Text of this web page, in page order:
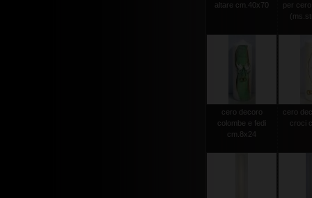
altare cm.40x70
per
cero decoro
colombe e fedi
cm.8x24
cero
croci